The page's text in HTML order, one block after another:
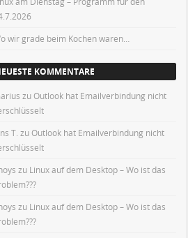
wir grade beim Kochen waren…
KOMMENTARE
zuOutlook hat Emailverbindung nicht
T. zuOutlook hat Emailverbindung nicht
zu Linux auf dem Desktop – Wo ist das
zu Linux auf dem Desktop – Wo ist das